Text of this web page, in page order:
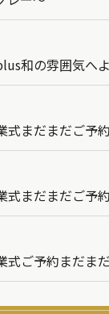
和の雰囲気へ
式まだまだご予
式まだまだご予
式ご予約まだま